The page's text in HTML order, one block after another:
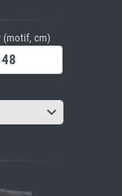
(motif, cm)